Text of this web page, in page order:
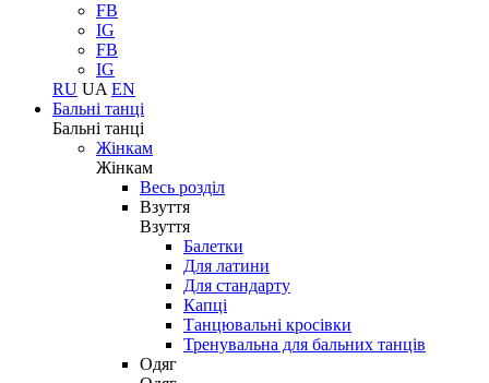
FB
IG
FB
IG
RU UA EN
Бальні танці
Бальні танці
Жінкам
Жінкам
Весь розділ
Взуття
Взуття
Балетки
Для латини
Для стандарту
Капці
Танцювальні кросівки
Тренувальна для бальних танців
Одяг